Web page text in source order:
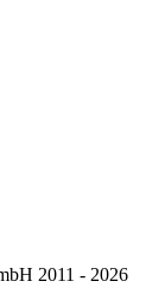
2011 - 2026